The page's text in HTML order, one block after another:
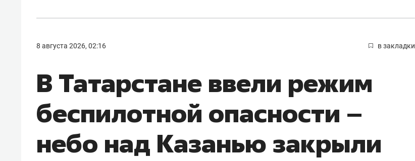
8 августа 2026, 02:16 в закладки
В Татарстане ввели режим
беспилотной опасности –
небо над Казанью закрыли